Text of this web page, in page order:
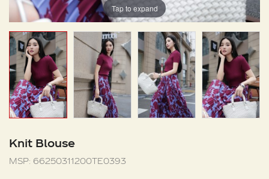
Tap to expand
Knit Blouse
MSP: 66250311200TE0393